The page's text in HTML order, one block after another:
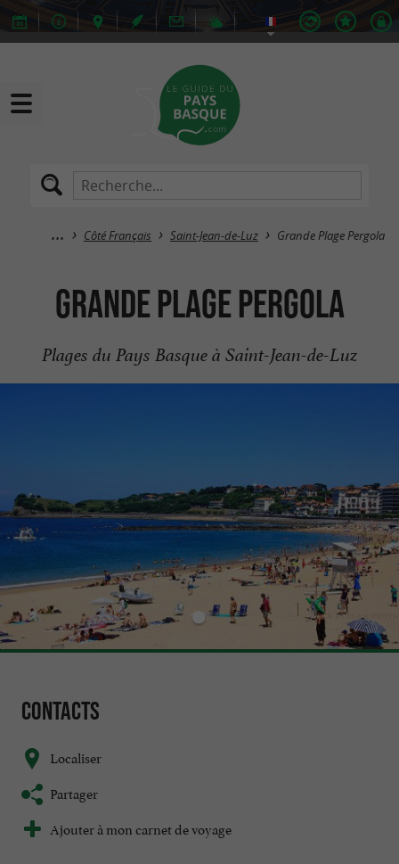
Côté Français Saint-Jean-de-Luz Grande Plage Pergola
Grande Plage Pergola
Plages du Pays Basque à Saint-Jean-de-Luz
Contacts
Localiser
Partager
Ajouter à mon carnet de voyage